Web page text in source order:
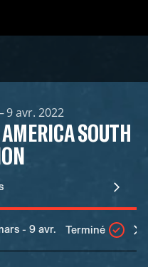
9 avr. 2022
SOUTH
- 9 avr. Terminé